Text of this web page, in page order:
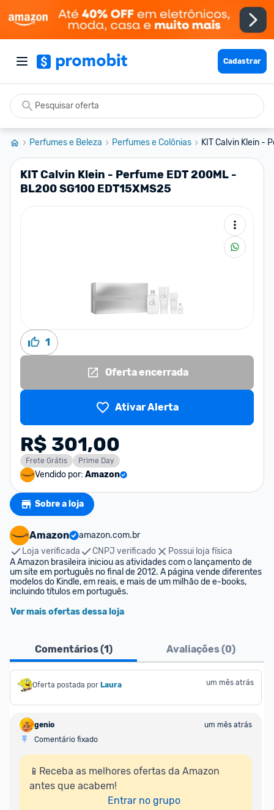
Cadastrar
Perfumes e Beleza Perfumes e Colônias KIT Calvin Klein -
KIT Calvin Klein - Perfume EDT 200ML -
BL200 SG100 EDT15XMS25
1
Oferta encerrada
Ativar Alerta
R$ 301,00
Frete Grátis Prime Day
Vendido por: Amazon
Sobre a loja
Amazon
amazon.com.br
Loja verificada
CNPJ verificado
Possui loja física
A Amazon brasileira iniciou as atividades com o lançamento de
um site em português no final de 2012. A página vende diferentes
modelos do Kindle, em reais, e mais de um milhão de e-books,
incluindo títulos em português.
Ver mais ofertas dessa loja
Comentários (1) Avaliações (0)
Oferta postada por Laura um mês atrás
genio
um mês atrás
Comentário fixado
📱Receba as melhores ofertas da Amazon
antes que acabem!
Entrar no grupo